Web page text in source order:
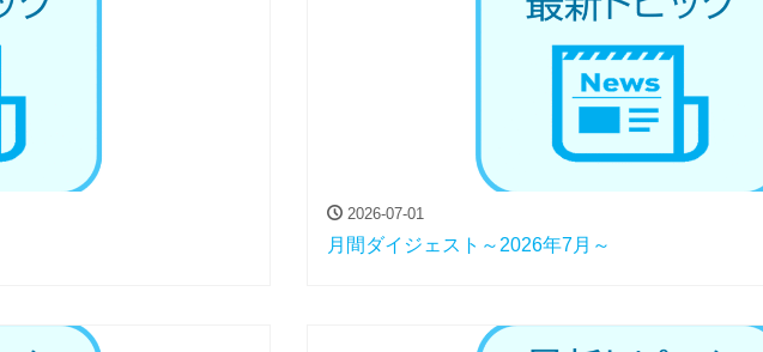
2026-07-01
月間ダイジェスト～2026年7月～